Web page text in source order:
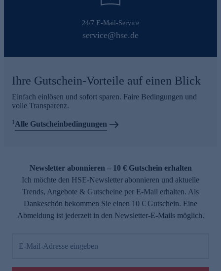
24/7 E-Mail-Service
service@hse.de
Ihre Gutschein-Vorteile auf einen Blick
Einfach einlösen und sofort sparen. Faire Bedingungen und
volle Transparenz.
1Alle Gutscheinbedingungen
Newsletter abonnieren – 10 € Gutschein erhalten
Ich möchte den HSE-Newsletter abonnieren und aktuelle
Trends, Angebote & Gutscheine per E-Mail erhalten. Als
Dankeschön bekommen Sie einen 10 € Gutschein. Eine
Abmeldung ist jederzeit in den Newsletter-E-Mails möglich.
E-Mail-Adresse eingeben